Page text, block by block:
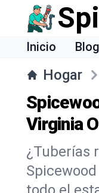
Inicio Blog
Hogar
Virginia
¿Tuberías